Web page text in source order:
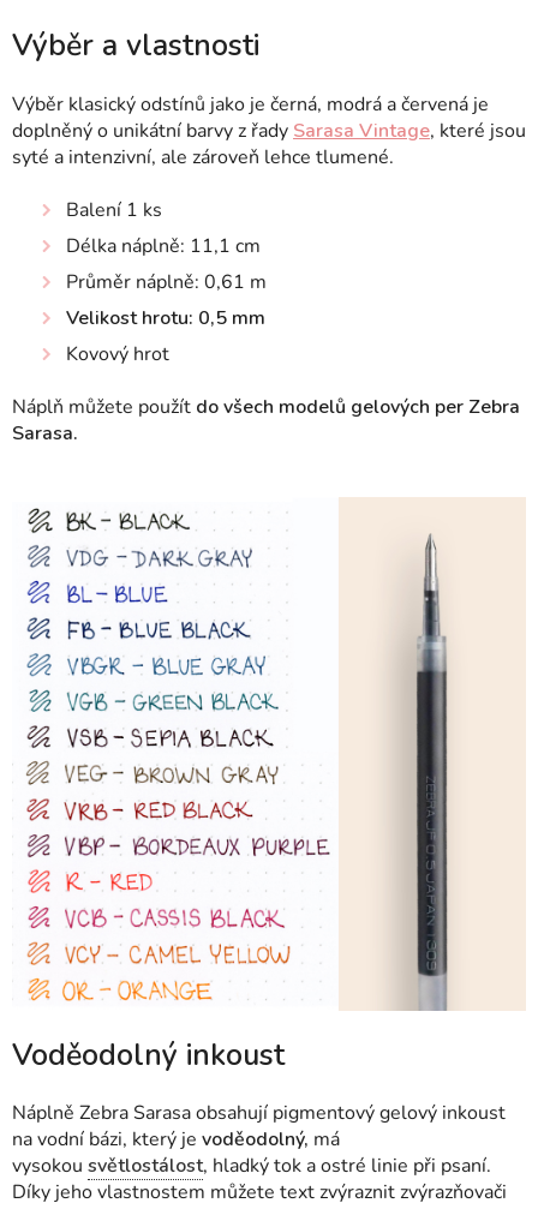
Výběr a vlastnosti
Výběr klasický odstínů jako je černá, modrá a červená je
doplněný o unikátní barvy z řady Sarasa Vintage, které jsou
syté a intenzivní, ale zároveň lehce tlumené.
Balení 1 ks
Délka náplně: 11,1 cm
Průměr náplně: 0,61 m
Velikost hrotu: 0,5 mm
Kovový hrot
Náplň můžete použít do všech modelů gelových per Zebra
Sarasa.
Voděodolný inkoust
Náplně Zebra Sarasa obsahují pigmentový gelový inkoust
na vodní bázi, který je voděodolný, má
vysokou světlostálost, hladký tok a ostré linie při psaní.
Díky jeho vlastnostem můžete text zvýraznit zvýrazňovači